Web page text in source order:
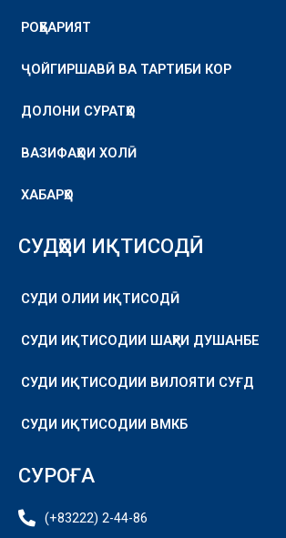
РОҲБАРИЯТ
ҶОЙГИРШАВӢ ВА ТАРТИБИ КОР
ДОЛОНИ СУРАТҲО
ВАЗИФАҲОИ ХОЛӢ
ХАБАРҲО
СУДҲОИ ИҚТИСОДӢ
СУДИ ОЛИИ ИҚТИСОДӢ
СУДИ ИҚТИСОДИИ ШАҲРИ ДУШАНБЕ
СУДИ ИҚТИСОДИИ ВИЛОЯТИ СУҒД
СУДИ ИҚТИСОДИИ ВМКБ
СУРОҒА
(+83222) 2-44-86